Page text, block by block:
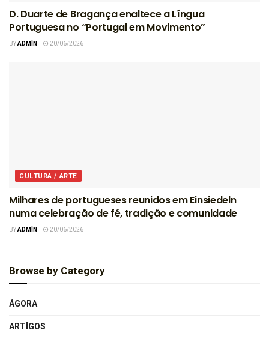
D. Duarte de Bragança enaltece a Língua
Portuguesa no “Portugal em Movimento”
BYADMIN 20/06/2026
CULTURA / ARTE
Milhares de portugueses reunidos em Einsiedeln
numa celebração de fé, tradição e comunidade
BYADMIN 20/06/2026
Browse by Category
ÁGORA
ARTIGOS